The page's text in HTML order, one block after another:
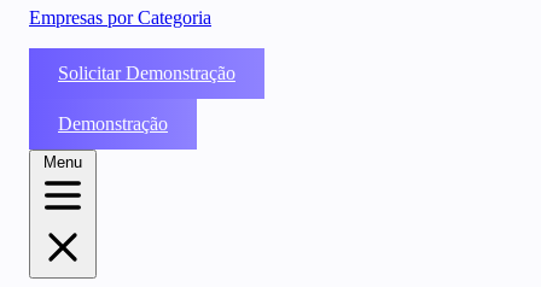
Empresas por Categoria
Solicitar Demonstração
Demonstração
Menu